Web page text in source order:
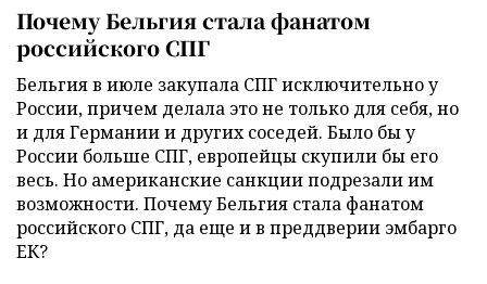
Почему Бельгия стала фанатом
российского СПГ
Бельгия в июле закупала СПГ исключительно у
России, причем делала это не только для себя, но
и для Германии и других соседей. Было бы у
России больше СПГ, европейцы скупили бы его
весь. Но американские санкции подрезали им
возможности. Почему Бельгия стала фанатом
российского СПГ, да еще и в преддверии эмбарго
ЕК?